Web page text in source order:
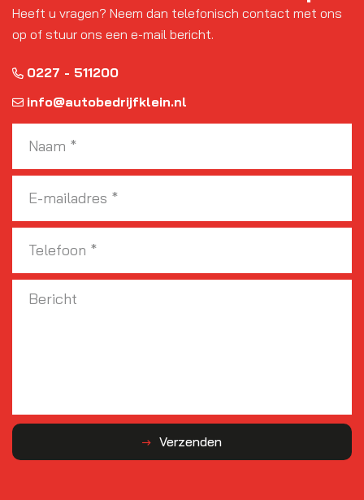
Heeft u vragen? Neem dan telefonisch contact met ons
op of stuur ons een e-mail bericht.
0227 - 511200
info@autobedrijfklein.nl
Verzenden